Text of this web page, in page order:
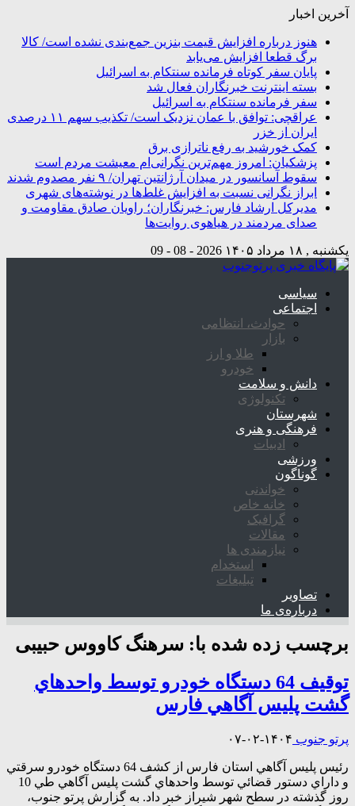
آخرین اخبار
هنوز درباره افزایش قیمت بنزین جمع‌بندی نشده است/ کالا
برگ قطعا افزایش می‌یابد
پایان سفر کوتاه فرمانده سنتکام به اسرائیل
بسته اینترنت خبرنگاران فعال شد
سفر فرمانده سنتکام به اسرائیل
عراقچی: توافق با عمان نزدیک است/ تکذیب سهم ۱۱ درصدی
ایران از خزر
کمک خورشید به رفع ناترازی برق
پزشکیان: امروز مهم‌ترین نگرانی‌ام معیشت مردم است
سقوط آسانسور در میدان آرژانتین تهران/ ۹ نفر مصدوم شدند
ابراز نگرانی نسبت به افزایش غلط‌ها در نوشته‌های شهری
مدیرکل ارشاد فارس: خبرنگاران؛ راویان صادق مقاومت و
صدای مردمند در هیاهوی روایت‌ها
یکشنبه , ۱۸ مرداد ۱۴۰۵ 2026 - 08 - 09
سیاسی
اجتماعی
حوادث، انتظامی
بازار
طلا و ارز
خودرو
دانش و سلامت
تکنولوژی
شهرستان
فرهنگی و هنری
ادبیات
ورزشی
گوناگون
خواندنی
خانه خاص
گرافیک
مقالات
نیازمندی ها
استخدام
تبلیغات
تصاویر
درباره‌ی ما
برچسب زده شده با: سرهنگ کاووس حبیبی
توقیف 64 دستگاه خودرو توسط واحدهاي
گشت پليس آگاهي فارس
پرتو جنوب ۱۴۰۴-۰۲-۰۷
رئيس پليس آگاهي استان فارس از کشف 64 دستگاه خودرو سرقتي
و داراي دستور قضائي توسط واحدهاي گشت پليس آگاهي طي 10
روز گذشته در سطح شهر شيراز خبر داد. به گزارش پرتو جنوب،